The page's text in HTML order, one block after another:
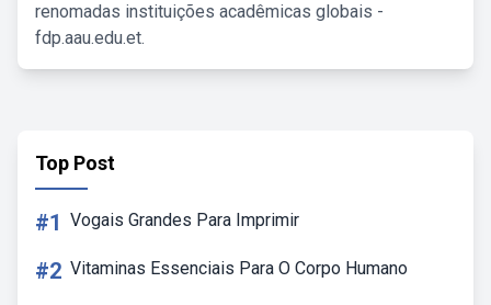
renomadas instituições acadêmicas globais -
fdp.aau.edu.et.
Top Post
#1 Vogais Grandes Para Imprimir
#2 Vitaminas Essenciais Para O Corpo Humano